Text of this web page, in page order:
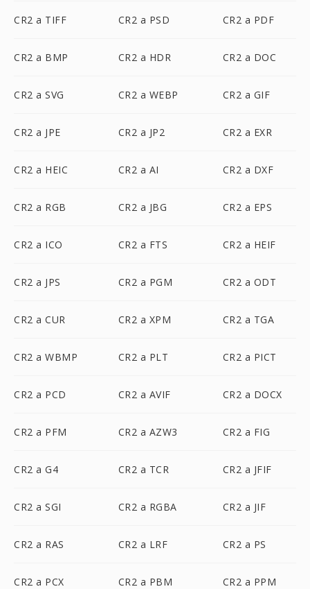
CR2 a TIFF CR2 a PSD CR2 a PDF
CR2 a BMP CR2 a HDR CR2 a DOC
CR2 a SVG CR2 a WEBP CR2 a GIF
CR2 a JPE CR2 a JP2 CR2 a EXR
CR2 a HEIC CR2 a AI CR2 a DXF
CR2 a RGB CR2 a JBG CR2 a EPS
CR2 a ICO CR2 a FTS CR2 a HEIF
CR2 a JPS CR2 a PGM CR2 a ODT
CR2 a CUR CR2 a XPM CR2 a TGA
CR2 a WBMP CR2 a PLT CR2 a PICT
CR2 a PCD CR2 a AVIF CR2 a DOCX
CR2 a PFM CR2 a AZW3 CR2 a FIG
CR2 a G4 CR2 a TCR CR2 a JFIF
CR2 a SGI CR2 a RGBA CR2 a JIF
CR2 a RAS CR2 a LRF CR2 a PS
CR2 a PCX CR2 a PBM CR2 a PPM